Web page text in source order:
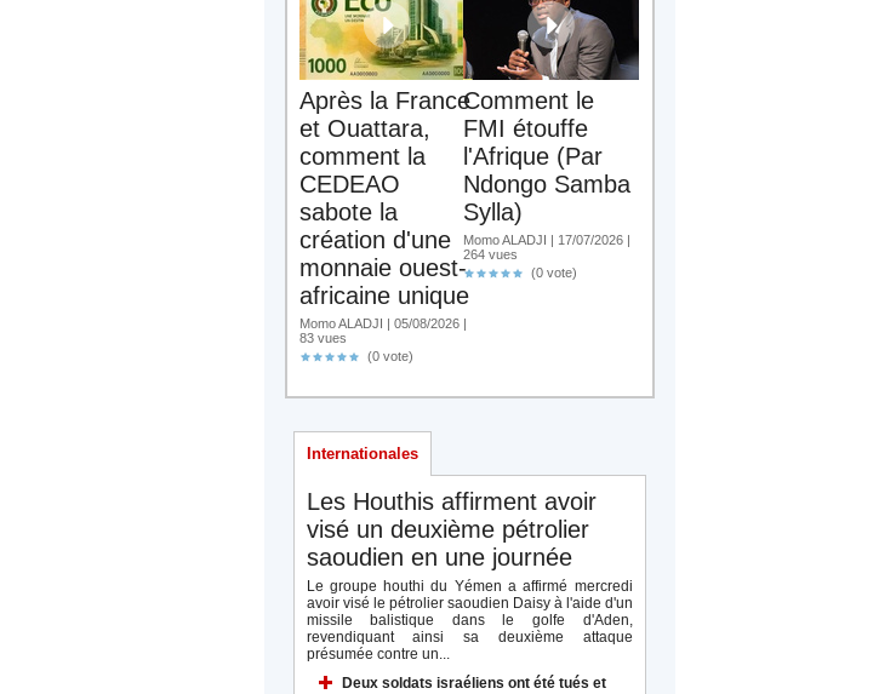
Après la France
et Ouattara,
comment la
CEDEAO
sabote la
création d'une
monnaie ouest-
africaine unique
Momo ALADJI | 05/08/2026 |
83 vues
(0 vote)
Comment le
FMI étouffe
l'Afrique (Par
Ndongo Samba
Sylla)
Momo ALADJI | 17/07/2026 |
264 vues
(0 vote)
Internationales
Les Houthis affirment avoir
visé un deuxième pétrolier
saoudien en une journée
Le groupe houthi du Yémen a affirmé mercredi
avoir visé le pétrolier saoudien Daisy à l'aide d'un
missile balistique dans le golfe d'Aden,
revendiquant ainsi sa deuxième attaque
présumée contre un...
Deux soldats israéliens ont été tués et